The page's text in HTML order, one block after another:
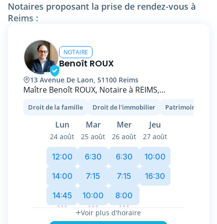
Notaires proposant la prise de rendez-vous à
Reims :
NOTAIRE
Benoît ROUX
13 Avenue De Laon, 51100 Reims
Maître Benoît ROUX, Notaire à REIMS,
transmission, succession, divorce), le droit
immobilier des particuliers et des
professionnels . Mon Etude offre une écoute
vous accompagner dans vos démarches
juridiques et administratives. Fort de 20
années d'expérience, je m'engage à fournir un
service de qualité, transparent et adapté à vos
besoins avec réactivité. Prenez rendez-vous
pour échanger sur vos projets et obtenir des
réponses à vos questions juridiques.
Droit de la famille Droit de l'immobilier Patrimoine et
Lun Mar Mer Jeu
24 août 25 août 26 août 27 août
12:00
14:00
14:45
6:30
7:15
10:00
6:30
7:15
8:00
10:00
16:30
Voir plus d'horaire